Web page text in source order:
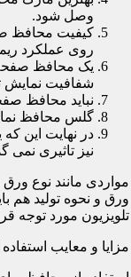
وصل شود.
کیفیت محافظ
روی عملکرد
یک محافظ
شفافیت نمایش
نباید محافظ
گلس محافظ
در نهایت این
نیز تاثیری نمی
مواردی مانند نوع
ورق و نحوه تولید هم
تلویزیون مورد توجه
مزایا و معایب